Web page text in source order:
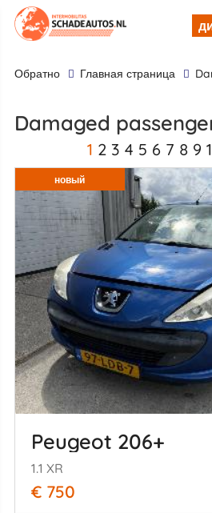
обратно Главная страница
damaged
1 2 3 4 5 6 7 8 9
новый
Peugeot 206+
1.1 XR
€ 750